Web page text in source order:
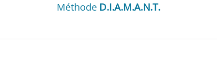
Méthode D.I.A.M.A.N.T.